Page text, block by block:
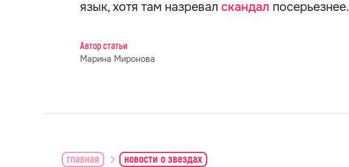
язык, хотя там назревал скандал посерьезнее.
Автор статьи
Марина Миронова
главная новости о звездах